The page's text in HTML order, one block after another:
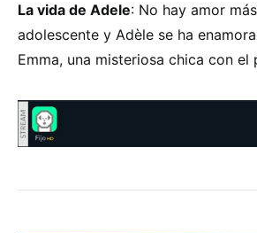
La vida de Adele: No hay amor
adolescente y Adèle se ha
Emma, una misteriosa chica con el